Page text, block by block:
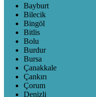
Bayburt
Bilecik
Bingöl
Bitlis
Bolu
Burdur
Bursa
Çanakkale
Çankırı
Çorum
Denizli